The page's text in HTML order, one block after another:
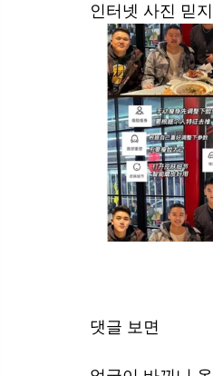
인터넷 사진 믿
댓글 보면